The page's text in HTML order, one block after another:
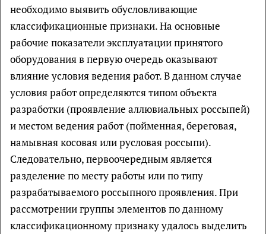
необходимо выявить обусловливающие
классификационные признаки. На основные
рабочие показатели эксплуатации принятого
оборудования в первую очередь оказывают
влияние условия ведения работ. В данном случае
условия работ определяются типом объекта
разработки (проявление аллювиальных россыпей)
и местом ведения работ (пойменная, береговая,
намывная косовая или русловая россыпи).
Следовательно, первоочередным является
разделение по месту работы или по типу
разрабатываемого россыпного проявления. При
рассмотрении группы элементов по данному
классификационному признаку удалось выделить